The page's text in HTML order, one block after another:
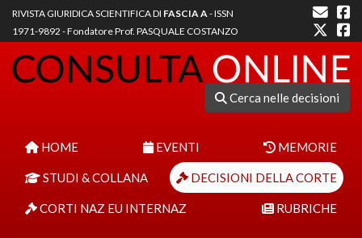
RIVISTA GIURIDICA SCIENTIFICA DI FASCIA A- ISSN
1971-9892 - Fondatore Prof. PASQUALE COSTANZO
Cerca nelle decisioni
HOME EVENTI MEMORIE
STUDI & COLLANA DECISIONI DELLA CORTE
CORTI NAZ EU INTERNAZ RUBRICHE